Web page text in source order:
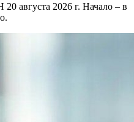
августа 2026 г. Начало – в